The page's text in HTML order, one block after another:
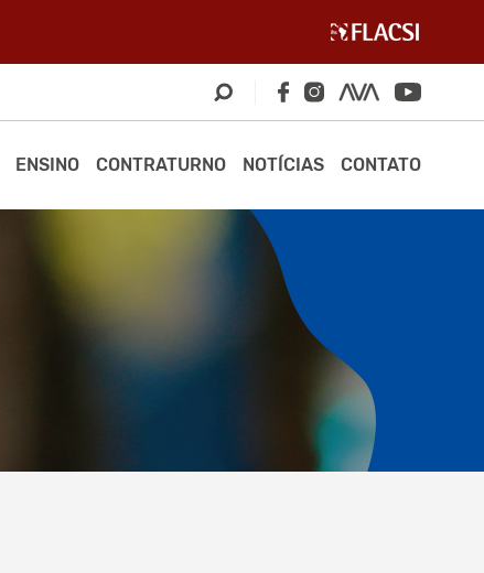
ENSINO CONTRATURNO NOTÍCIAS CONTATO